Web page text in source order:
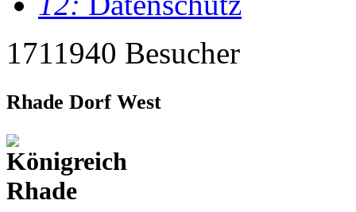
1711940 Besucher
Rhade Dorf West